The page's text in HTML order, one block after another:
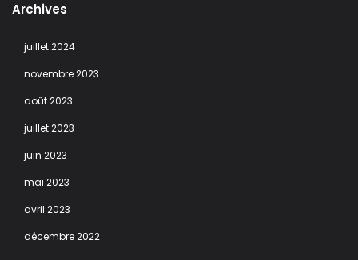
Archives
juillet 2024
novembre 2023
août 2023
juillet 2023
juin 2023
mai 2023
avril 2023
décembre 2022